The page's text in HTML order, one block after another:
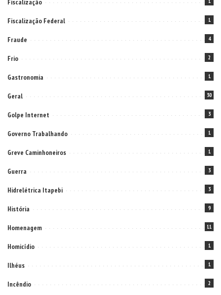
Fiscalização
Fiscalização Federal 1
Fraude 4
Frio 2
Gastronomia 1
Geral 30
Golpe Internet 3
Governo Trabalhando 1
Greve Caminhoneiros 1
Guerra 3
Hidrelétrica Itapebi 3
História 9
Homenagem 11
Homicídio 1
Ilhéus 1
Incêndio 2